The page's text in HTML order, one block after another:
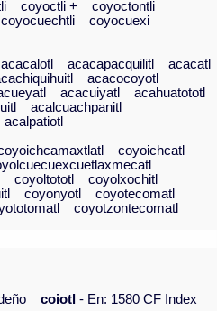
coyoctli +
coyoctontli
coyocuechtli
coyocuexi
acacalotl acacapacquilitl
acacatl
acacocoyotl
acacuiyatl
acahuatototl
acalcuachpanitl
acalpatiotl
coyoichcatl
coyoltototl
coyolxochitl
coyonyotl
coyotecomatl
coyotzontecomatl
coiotl - En: 1580 CF Index